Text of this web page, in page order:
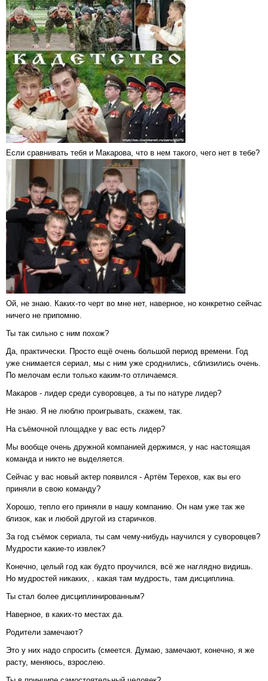
Если сравнивать тебя и Макарова, что в нем такого, чего нет в тебе?
Ой, не знаю. Каких-то черт во мне нет, наверное, но конкретно сейчас
ничего не припомню.
Ты так сильно с ним похож?
Да, практически. Просто ещё очень большой период времени. Год
уже снимается сериал, мы с ним уже сроднились, сблизились очень.
По мелочам если только каким-то отличаемся.
Макаров - лидер среди суворовцев, а ты по натуре лидер?
Не знаю. Я не люблю проигрывать, скажем, так.
На съёмочной площадке у вас есть лидер?
Мы вообще очень дружной компанией держимся, у нас настоящая
команда и никто не выделяется.
Сейчас у вас новый актер появился - Артём Терехов, как вы его
приняли в свою команду?
Хорошо, тепло его приняли в нашу компанию. Он нам уже так же
близок, как и любой другой из старичков.
За год съёмок сериала, ты сам чему-нибудь научился у суворовцев?
Мудрости какие-то извлек?
Конечно, целый год как будто проучился, всё же наглядно видишь.
Но мудростей никаких, . какая там мудрость, там дисциплина.
Ты стал более дисциплинированным?
Наверное, в каких-то местах да.
Родители замечают?
Это у них надо спросить (смеется. Думаю, замечают, конечно, я же
расту, меняюсь, взрослею.